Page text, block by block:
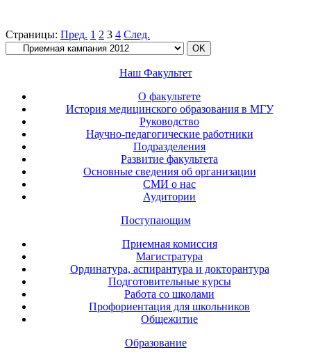
Страницы: Пред. 1 2 3 4 След.
Наш Факультет
О факультете
История медицинского образования в МГУ
Руководство
Научно-педагогические работники
Подразделения
Развитие факультета
Основные сведения об организации
СМИ о нас
Аудитории
Поступающим
Приемная комиссия
Магистратура
Ординатура, аспирантура и докторантура
Подготовительные курсы
Работа со школами
Профориентация для школьников
Общежитие
Образование